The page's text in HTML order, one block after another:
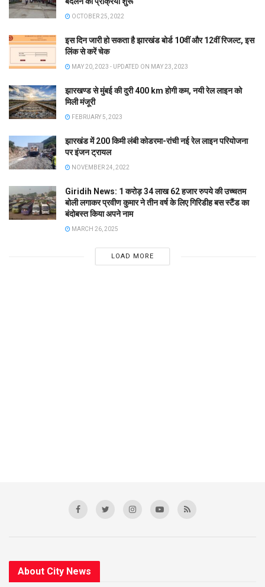
OCTOBER 25, 2022
इस दिन जारी हो सकता है झारखंड बोर्ड 10वीं और 12वीं रिजल्ट, इस
लिंक से करें चेक
MAY 20, 2023 - UPDATED ON MAY 23, 2023
झारखण्ड से मुंबई की दुरी 400 km होगी कम, नयी रेल लाइन को
मिली मंजूरी
FEBRUARY 5, 2023
झारखंड में 200 किमी लंबी कोडरमा-रांची नई रेल लाइन परियोजना
पर इंजन ट्रायल
NOVEMBER 24, 2022
Giridih News: 1 करोड़ 34 लाख 62 हजार रुपये की उच्चतम
बोली लगाकर प्रवीण कुमार ने तीन वर्ष के लिए गिरिडीह बस स्टैंड का
बंदोबस्त किया अपने नाम
MARCH 26, 2025
LOAD MORE
About City News